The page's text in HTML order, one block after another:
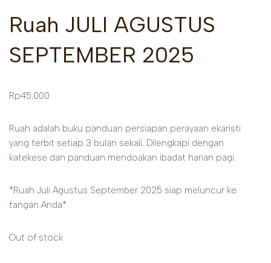
Ruah JULI AGUSTUS
SEPTEMBER 2025
Rp45.000
Ruah adalah buku panduan persiapan perayaan ekaristi
yang terbit setiap 3 bulan sekali. Dilengkapi dengan
katekese dan panduan mendoakan ibadat harian pagi.
*Ruah Juli Agustus September 2025 siap meluncur ke
tangan Anda*
Out of stock